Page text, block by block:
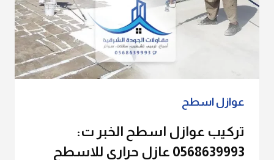
عوازل اسطح
تركيب عوازل اسطح الخبر ت:
0568639993 عازل حراري للاسطح